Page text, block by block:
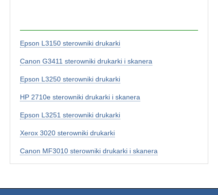
Epson L3150 sterowniki drukarki
Canon G3411 sterowniki drukarki i skanera
Epson L3250 sterowniki drukarki
HP 2710e sterowniki drukarki i skanera
Epson L3251 sterowniki drukarki
Xerox 3020 sterowniki drukarki
Canon MF3010 sterowniki drukarki i skanera